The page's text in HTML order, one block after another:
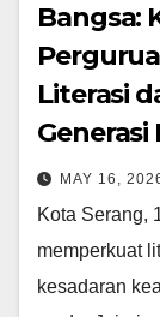
Bangsa:
Literasi
PkMMAY 16,
Kota Serang,
memperkuat
kesadaran